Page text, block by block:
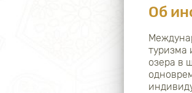
Об
туризма
озера в